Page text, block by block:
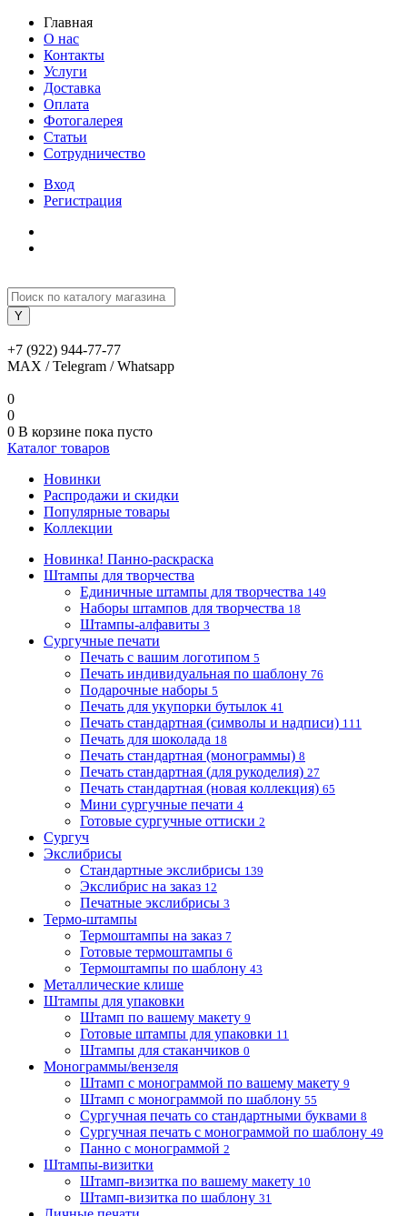
Главная
О нас
Контакты
Услуги
Доставка
Оплата
Фотогалерея
Статьи
Сотрудничество
Вход
Регистрация
+7 (922) 944-77-77
MAX / Telegram / Whatsapp
0
0
0 В корзине пока пусто
Каталог товаров
Новинки
Распродажи и скидки
Популярные товары
Коллекции
Новинка! Панно-раскраска
Штампы для творчества
Единичные штампы для творчества 149
Наборы штампов для творчества 18
Штампы-алфавиты 3
Сургучные печати
Печать с вашим логотипом 5
Печать индивидуальная по шаблону 76
Подарочные наборы 5
Печать для укупорки бутылок 41
Печать стандартная (символы и надписи) 111
Печать для шоколада 18
Печать стандартная (монограммы) 8
Печать стандартная (для рукоделия) 27
Печать стандартная (новая коллекция) 65
Мини сургучные печати 4
Готовые сургучные оттиски 2
Сургуч
Экслибрисы
Стандартные экслибрисы 139
Экслибрис на заказ 12
Печатные экслибрисы 3
Термо-штампы
Термоштампы на заказ 7
Готовые термоштампы 6
Термоштампы по шаблону 43
Металлические клише
Штампы для упаковки
Штамп по вашему макету 9
Готовые штампы для упаковки 11
Штампы для стаканчиков 0
Монограммы/вензеля
Штамп с монограммой по вашему макету 9
Штамп с монограммой по шаблону 55
Сургучная печать со стандартными буквами 8
Сургучная печать с монограммой по шаблону 49
Панно с монограммой 2
Штампы-визитки
Штамп-визитка по вашему макету 10
Штамп-визитка по шаблону 31